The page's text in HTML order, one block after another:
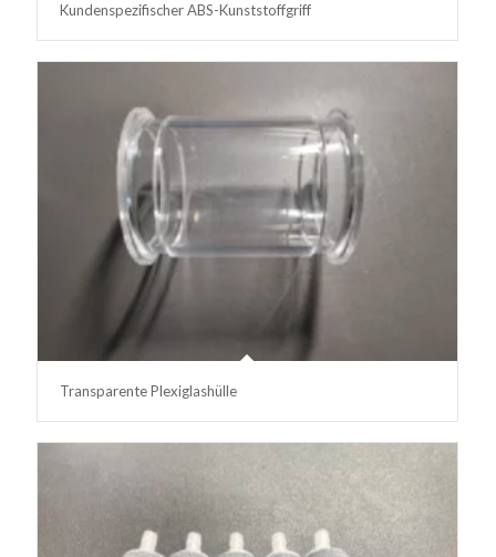
Kundenspezifischer ABS-Kunststoffgriff
Transparente Plexiglashülle